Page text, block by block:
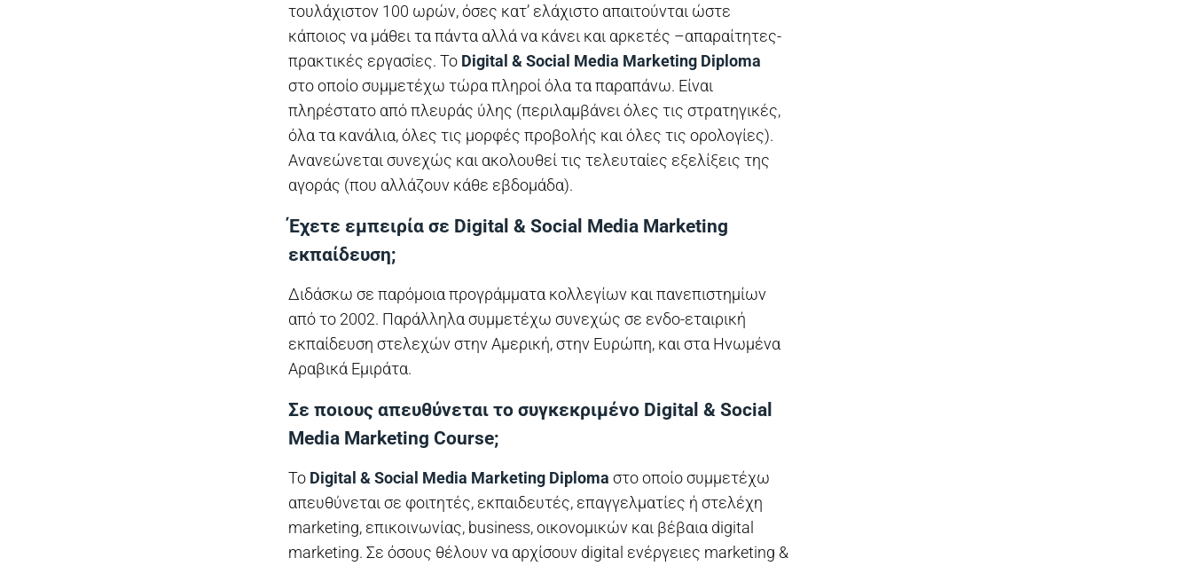
τουλάχιστον 100 ωρών, όσες κατ’ ελάχιστο απαιτούνται ώστε
κάποιος να μάθει τα πάντα αλλά να κάνει και αρκετές –απαραίτητες-
πρακτικές εργασίες. Το Digital & Social Media Marketing Diploma
στο οποίο συμμετέχω τώρα πληροί όλα τα παραπάνω. Είναι
πληρέστατο από πλευράς ύλης (περιλαμβάνει όλες τις στρατηγικές,
όλα τα κανάλια, όλες τις μορφές προβολής και όλες τις ορολογίες).
Ανανεώνεται συνεχώς και ακολουθεί τις τελευταίες εξελίξεις της
αγοράς (που αλλάζουν κάθε εβδομάδα).
Έχετε εμπειρία σε Digital & Social Media Marketing
εκπαίδευση;
Διδάσκω σε παρόμοια προγράμματα κολλεγίων και πανεπιστημίων
από το 2002. Παράλληλα συμμετέχω συνεχώς σε ενδο-εταιρική
εκπαίδευση στελεχών στην Αμερική, στην Ευρώπη, και στα Ηνωμένα
Αραβικά Εμιράτα.
Σε ποιους απευθύνεται το συγκεκριμένο Digital & Social
Media Marketing Course;
Το Digital & Social Media Marketing Diploma στο οποίο συμμετέχω
απευθύνεται σε φοιτητές, εκπαιδευτές, επαγγελματίες ή στελέχη
marketing, επικοινωνίας, business, οικονομικών και βέβαια digital
marketing. Σε όσους θέλουν να αρχίσουν digital ενέργειες marketing &